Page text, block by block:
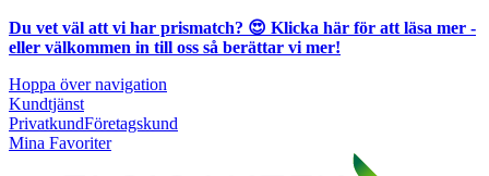
Du vet väl att vi har prismatch? 😍 Klicka här för att läsa mer -
eller välkommen in till oss så berättar vi mer!
Hoppa över navigation
Kundtjänst
PrivatkundFöretagskund
Mina Favoriter